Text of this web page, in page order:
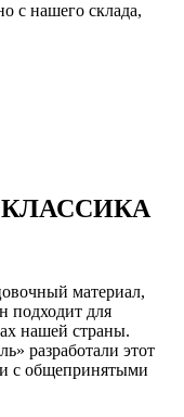
с нашего склада,
КЛАССИКА
материал,
подходит для
нашей страны.
разработали этот
с общепринятыми